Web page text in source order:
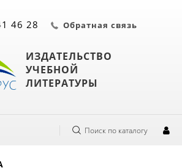
ИЗДАТЕЛЬСТВО
УЧЕБНОЙ
ЛИТЕРАТУРЫ
46 28 Обратная связь
Поиск по каталогу